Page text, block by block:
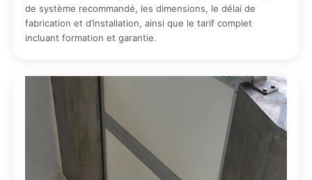
de système recommandé, les dimensions, le délai de
fabrication et d’installation, ainsi que le tarif complet
incluant formation et garantie.